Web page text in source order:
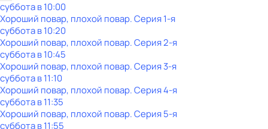
субботав10:00
Хороший повар, плохой повар. Серия 1-я
субботав10:20
Хороший повар, плохой повар. Серия 2-я
субботав10:45
Хороший повар, плохой повар. Серия 3-я
субботав11:10
Хороший повар, плохой повар. Серия 4-я
субботав11:35
Хороший повар, плохой повар. Серия 5-я
субботав11:55